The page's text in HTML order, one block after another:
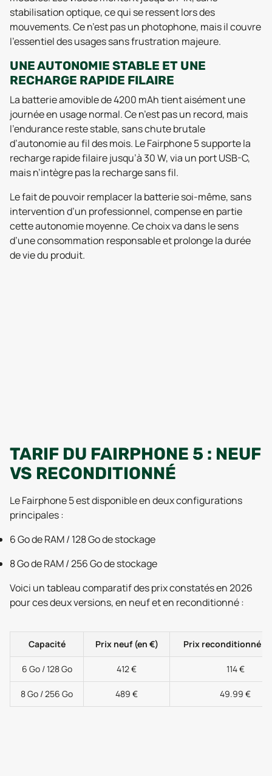
stabilisation optique, ce qui se ressent lors des
mouvements. Ce n’est pas un photophone, mais il couvre
l’essentiel des usages sans frustration majeure.
UNE AUTONOMIE STABLE ET UNE
RECHARGE RAPIDE FILAIRE
La batterie amovible de 4200 mAh tient aisément une
journée en usage normal. Ce n’est pas un record, mais
l’endurance reste stable, sans chute brutale
d’autonomie au fil des mois. Le Fairphone 5 supporte la
recharge rapide filaire jusqu’à 30 W, via un port USB-C,
mais n’intègre pas la recharge sans fil.
Le fait de pouvoir remplacer la batterie soi-même, sans
intervention d’un professionnel, compense en partie
cette autonomie moyenne. Ce choix va dans le sens
d’une consommation responsable et prolonge la durée
de vie du produit.
TARIF DU FAIRPHONE 5 : NEUF
VS RECONDITIONNÉ
Le Fairphone 5 est disponible en deux configurations
principales :
6 Go de RAM / 128 Go de stockage
8 Go de RAM / 256 Go de stockage
Voici un tableau comparatif des prix constatés en 2026
pour ces deux versions, en neuf et en reconditionné :
Capacité Prix neuf (en €) Prix reconditionné
6 Go / 128 Go 412 € 114 €
8 Go / 256 Go 489 € 49.99 €